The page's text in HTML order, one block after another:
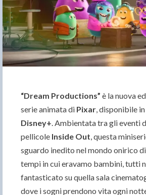
“Dream Productions” è la nuova
serie animata di Pixar , disponibile
Disney+ . Ambientata tra gli eventi
pellicole Inside Out , questa
sguardo inedito nel mondo onirico di
tempi in cui eravamo bambini, tutti
fantasticato su quella sala
dove i sogni prendono vita ogni